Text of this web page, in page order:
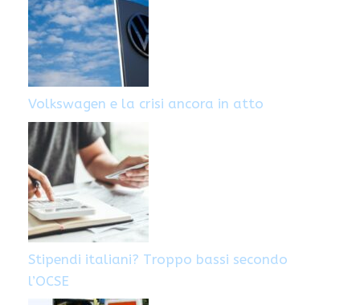
Volkswagen e la crisi ancora in atto
Stipendi italiani? Troppo bassi secondo
l’OCSE